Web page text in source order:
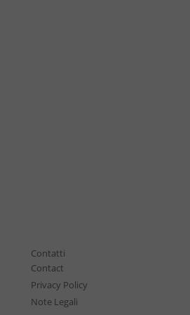
Contatti
Contact
Privacy Policy
Note Legali